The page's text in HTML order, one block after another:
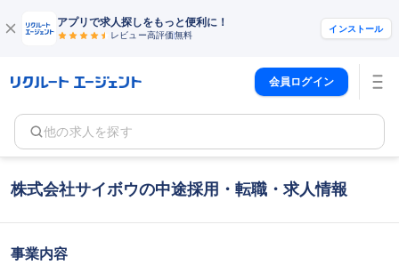
アプリで求人探しをもっと便利に！
レビュー高評価無料
インストール
会員ログイン
他の求人を探す
株式会社サイボウの中途採用・転職・求人情報
事業内容